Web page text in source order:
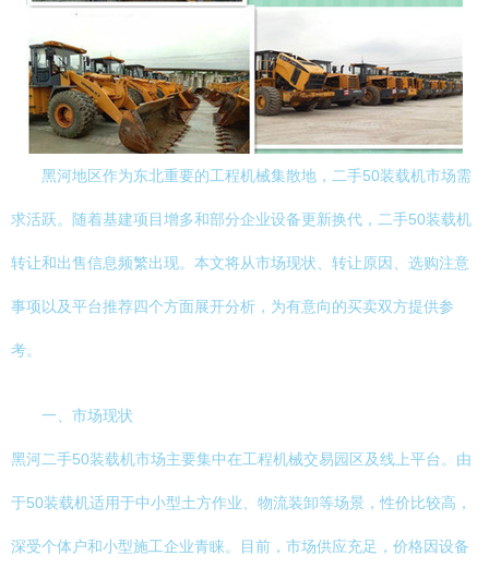
黑河地区作为东北重要的工程机械集散地，二手50装载机市场需
求活跃。随着基建项目增多和部分企业设备更新换代，二手50装载机
转让和出售信息频繁出现。本文将从市场现状、转让原因、选购注意
事项以及平台推荐四个方面展开分析，为有意向的买卖双方提供参
考。
一、市场现状
黑河二手50装载机市场主要集中在工程机械交易园区及线上平台。由
于50装载机适用于中小型土方作业、物流装卸等场景，性价比较高，
深受个体户和小型施工企业青睐。目前，市场供应充足，价格因设备